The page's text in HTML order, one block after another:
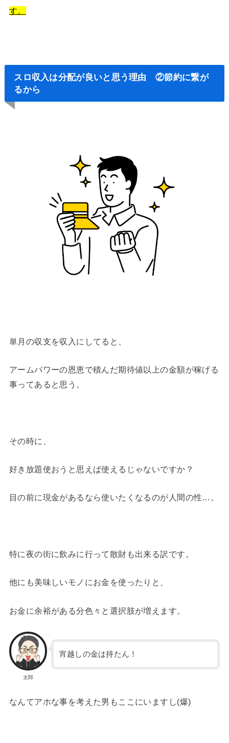
す。
スロ収入は分配が良いと思う理由 ②節約に繋が
るから
単月の収支を収入にしてると、
アームパワーの恩恵で積んだ期待値以上の金額が稼げる
事ってあると思う。
その時に、
好き放題使おうと思えば使えるじゃないですか？
目の前に現金があるなら使いたくなるのが人間の性…。
特に夜の街に飲みに行って散財も出来る訳です。
他にも美味しいモノにお金を使ったりと、
お金に余裕がある分色々と選択肢が増えます。
太郎
宵越しの金は持たん！
なんてアホな事を考えた男もここにいますし(爆)